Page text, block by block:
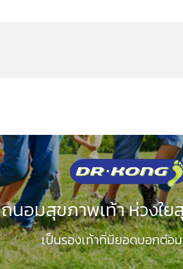
ถนอมสุขภาพเท้า ห่วงใ
เป็นรองเท้าที่มียอดบอกต่อ